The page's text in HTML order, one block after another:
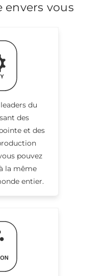
envers vous
du
des
et des
pouvez
la même
entier.